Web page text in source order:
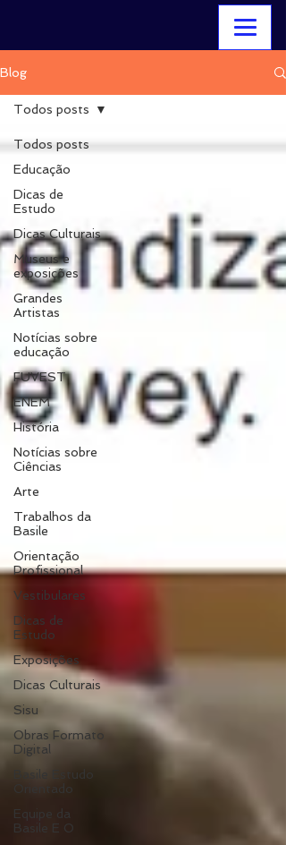
Blog
Todos posts
Educação
Dicas de
Estudo
Dicas Culturais
Museus e
exposições
Grandes
Artistas
Notícias sobre
educação
FUVEST
ENEM
História
Notícias sobre
Ciências
Arte
Trabalhos da
Basile
Orientação
Profissional
Vestibulares
Dicas de
Estudo
Exposições
Dicas Culturais
Sisu
Obras Formato
Digital
Basile Estudo
Orientado
Equipe da
Basile E O
Todos posts